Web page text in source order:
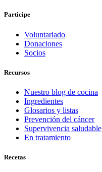
Participe
Voluntariado
Donaciones
Socios
Recursos
Nuestro blog de cocina
Ingredientes
Glosarios y listas
Prevención del cáncer
Supervivencia saludable
En tratamiento
Recetas